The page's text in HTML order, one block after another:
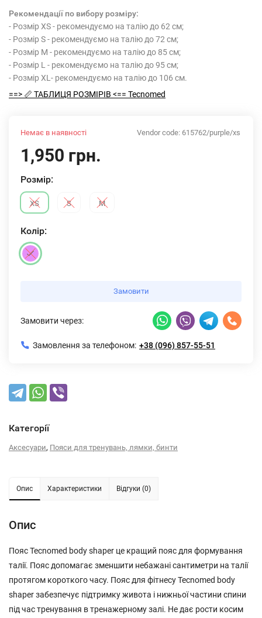
Рекомендації по вибору розміру:
- Розмір XS - рекомендуємо на талію​ до 62 см;
- Розмір S - рекомендуємо на талію​ до 72 см;
- Розмір М - рекомендуємо на талію до 85 см;
- Розмір L - рекомендуємо на талію​ до 95 см;
- Розмір XL- ​рекомендуємо на талію ​до 106 см.
==> 📏 ТАБЛИЦЯ РОЗМІРІВ <== Tecnomed
Vendor code: 615762/purple/xs
Немає в наявності
1,950 грн.
Розмiр:
XS S M
Колiр:
Замовити
Замовити через:
Замовлення за телефоном: +38 (096) 857-55-51
Категорії
Аксесуари, Пояси для тренувань, лямки, бинти
Опис Характеристики Відгуки (0)
Опис
Пояс Tecnomed body shaper це кращий пояс для формування
талії. Пояс допомагає зменшити небажані сантиметри на талії
протягом короткого часу. Пояс для фітнесу Tecnomed body
shaper забезпечує підтримку живота і нижньої частини спини
під час тренування в тренажерному залі. Не дає рости косим